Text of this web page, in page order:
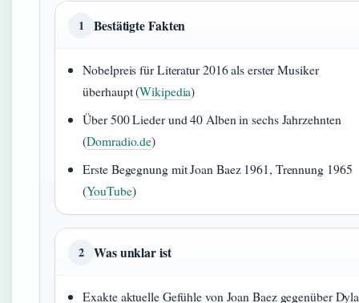
1 Bestätigte Fakten
Nobelpreis für Literatur 2016 als erster Musiker
überhaupt (Wikipedia)
Über 500 Lieder und 40 Alben in sechs Jahrzehnten
(Domradio.de)
Erste Begegnung mit Joan Baez 1961, Trennung 1965
(YouTube)
2 Was unklar ist
Exakte aktuelle Gefühle von Joan Baez gegenüber